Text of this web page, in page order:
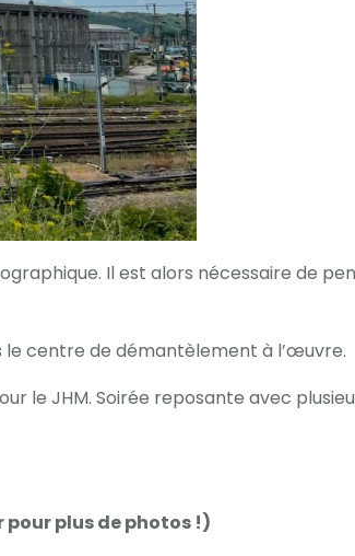
Il est alors nécessaire de
le centre de démantèlement à l’œuvre.
le JHM. Soirée reposante avec
plus de photos !)